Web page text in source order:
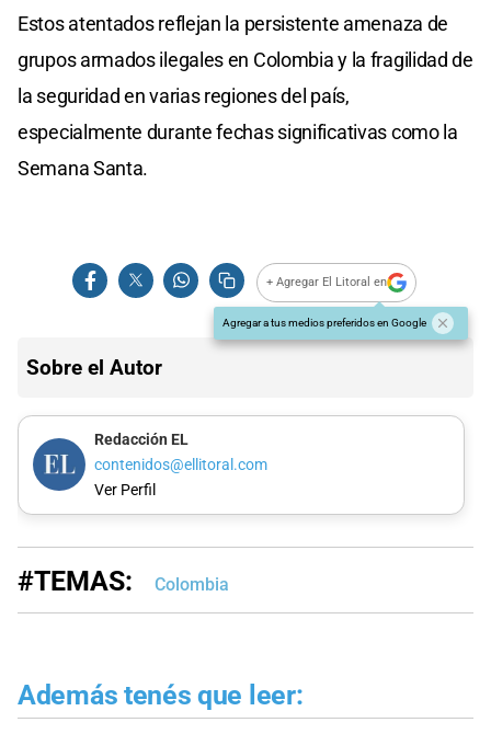
Estos atentados reflejan la persistente amenaza de
grupos armados ilegales en Colombia y la fragilidad de
la seguridad en varias regiones del país,
especialmente durante fechas significativas como la
Semana Santa.
+ Agregar El Litoral en
Agregar a tus medios preferidos en Google
Sobre el Autor
Redacción EL
contenidos@ellitoral.com
Ver Perfil
#TEMAS: Colombia
Además tenés que leer: